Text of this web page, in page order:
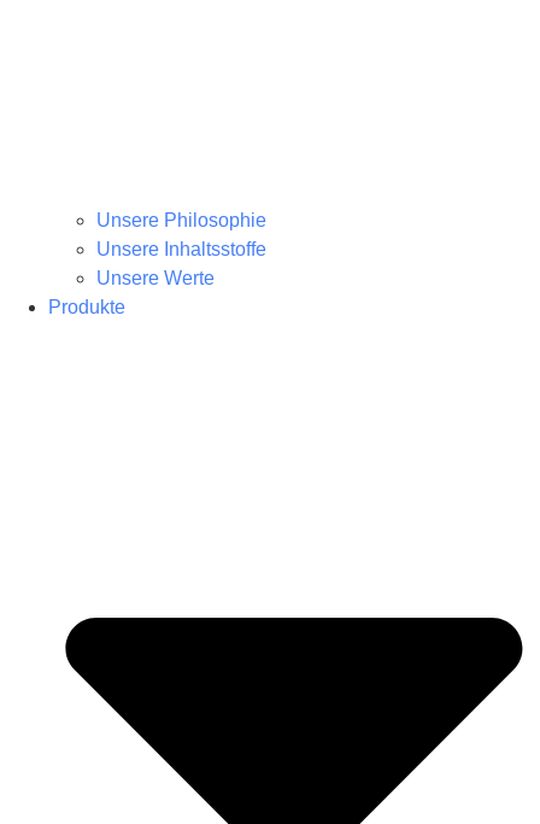
Unsere Philosophie
Unsere Inhaltsstoffe
Unsere Werte
Produkte